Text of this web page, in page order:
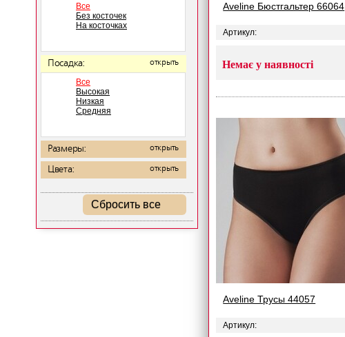
Все
Без косточек
На косточках
Посадка: открыть
Все
Высокая
Низкая
Средняя
Размеры: открыть
Цвета: открыть
Сбросить все
Aveline Бюстгальтер 66064
Артикул:
Немає у наявності
Aveline Трусы 44057
Артикул: